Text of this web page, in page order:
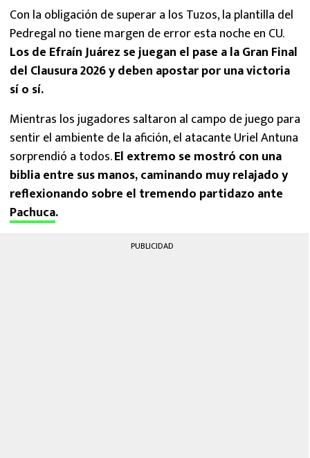
Con la obligación de superar a los Tuzos, la plantilla del
Pedregal no tiene margen de error esta noche en CU.
Los de Efraín Juárez se juegan el pase a la Gran Final
del Clausura 2026 y deben apostar por una victoria
sí o sí.
Mientras los jugadores saltaron al campo de juego para
sentir el ambiente de la afición, el atacante Uriel Antuna
sorprendió a todos.El extremo se mostró con una
biblia entre sus manos, caminando muy relajado y
reflexionando sobre el tremendo partidazo ante
Pachuca.
PUBLICIDAD